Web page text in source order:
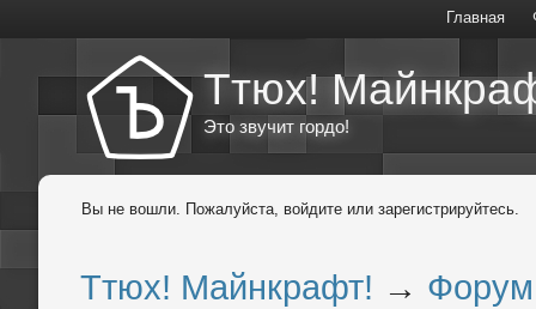
Главная
Ттюх!
Это звучит гордо!
Вы не вошли. Пожалуйста, войдите или зарегистрируйтесь.
Ттюх! Майнкрафт! → Форум